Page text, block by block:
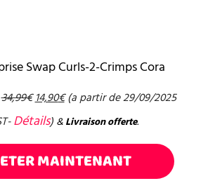
Swap Curls-2-Crimps Cora
34,99€ 14,90€(a partir de 29/09/2025
Détails) & Livraison offerte.
MAINTENANT